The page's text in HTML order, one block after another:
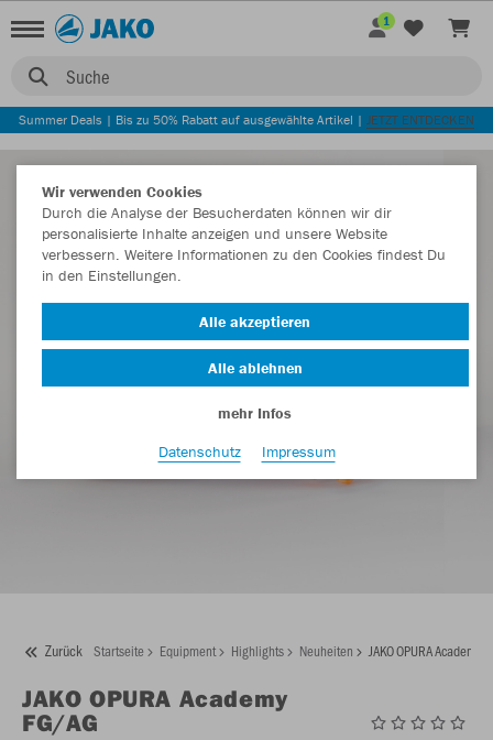
Suche
1
Summer Deals | Bis zu 50% Rabatt auf ausgewählte Artikel | JETZT ENTDECKEN
Zurück Startseite Equipment Highlights Neuheiten JAKO OPURA Academy
JAKO OPURA Academy
FG/AG
Wir verwenden Cookies
Durch die Analyse der Besucherdaten können wir dir
personalisierte Inhalte anzeigen und unsere Website
verbessern. Weitere Informationen zu den Cookies findest Du
in den Einstellungen.
Alle akzeptieren
Alle ablehnen
mehr Infos
Datenschutz
Impressum